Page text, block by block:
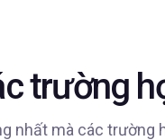
trường
nhất mà các